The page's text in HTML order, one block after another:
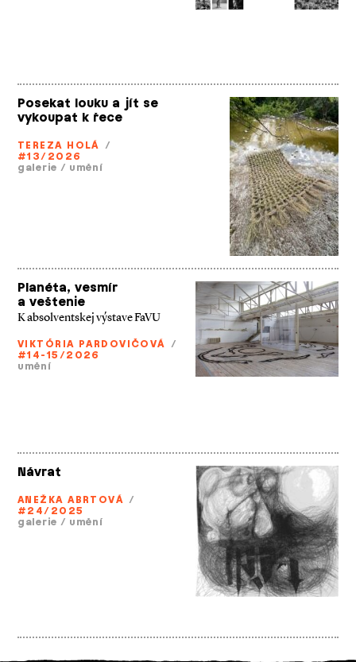
Posekat louku a jít se
vykoupat k řece
TEREZA HOLÁ /
#13/2026
galerie / umění
Planéta, vesmír
a veštenie
K absolventskej výstave FaVU
VIKTÓRIA PARDOVIČOVÁ /
#14-15/2026
umění
Návrat
ANEŽKA ABRTOVÁ /
#24/2025
galerie / umění